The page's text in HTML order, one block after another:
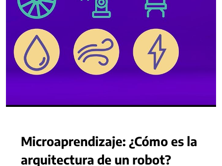
Microaprendizaje: ¿Cómo es la
arquitectura de un robot?